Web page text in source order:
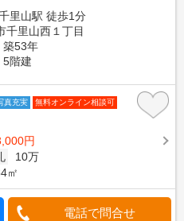
里山駅 徒歩1分
千里山西１丁目
築53年
5階建
真充実 無料オンライン相談可
円
10万
㎡
電話で問合せ